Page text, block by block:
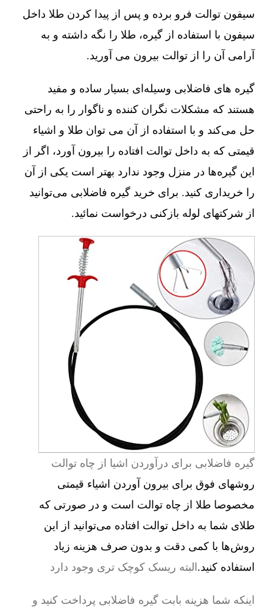
سیفون توالت فرو برده و پس از پیدا کردن طلا داخل
سیفون با استفاده از گیره، طلا را نگه داشته و به
آرامی آن را از توالت بیرون می آورید.
گیره های فاضلابی وسیله‌ای بسیار ساده و مفید
هستند که مشکلات نگران کننده و ناگوار را به راحتی
حل می‌کند و با استفاده از آن می توان طلا و اشیاء
قیمتی که به داخل توالت افتاده را بیرون آورد، اگر از
این گیره‌ها در منزل وجود ندارد بهتر است یکی از آن
را خریداری کنید. برای خرید گیره فاضلابی می‌توانید
از شرکتهای لوله بازکنی درخواست نمائید.
گیره فاضلابی برای درآوردن اشیا از چاه توالت
روشهای فوق برای بیرون آوردن اشیاء قیمتی
مخصوصا طلا از چاه توالت است و در صورتی که
طلای شما به داخل توالت افتاده می‌توانید از این
روش‌ها با کمی دقت و بدون صرف هزینه زیاد
استفاده کنید.البته ریسک کوچک تری وجود دارد
اینکه شما هزینه بابت گیره فاضلابی پرداخت کنید و